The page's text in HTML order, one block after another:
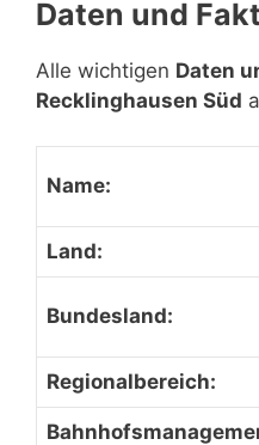
Daten und
Alle wichtigen Daten
Recklinghausen Süd
Name:
Land:
Bundesland:
Regionalbereich: